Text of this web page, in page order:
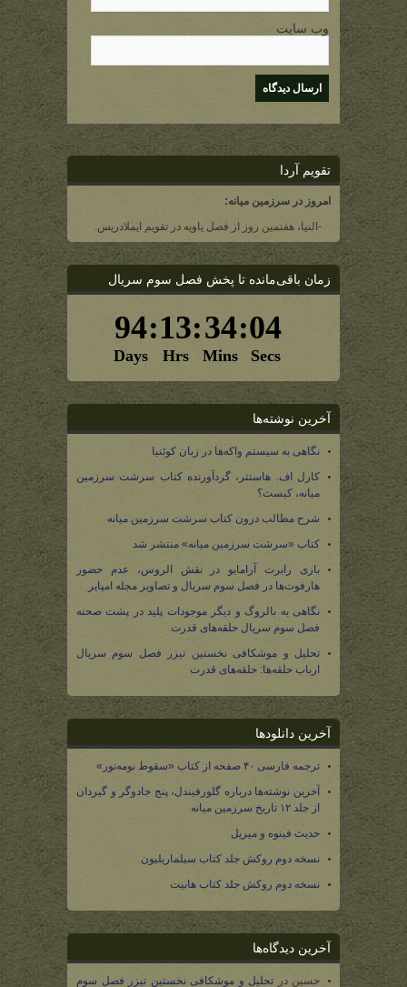
وب سایت
تقویم آردا
امروز در سرزمین میانه:
-النیا، هفتمین روز از فصل یاویه در تقویم ایملادریس.
زمان باقی‌مانده تا پخش فصل سوم سریال
آخرین نوشته‌ها
نگاهی به سیستم واکه‌ها در زبان کوئنیا
کارل اف. هاستتر، گردآورنده کتاب سرشت سرزمین
میانه، کیست؟
شرح مطالب درون کتاب سرشت سرزمین میانه
کتاب «سرشت سرزمین میانه» منتشر شد
بازی رابرت آرامایو در نقش الروس، عدم حضور
هارفوت‌ها در فصل سوم سریال و تصاویر مجله امپایر
نگاهی به بالروگ و دیگر موجودات پلید در پشت صحنه
فصل سوم سریال حلقه‌های قدرت
تحلیل و موشکافی نخستین تیزر فصل سوم سریال
ارباب حلقه‌ها: حلقه‌های قدرت
آخرین دانلودها
ترجمه فارسی ۴۰ صفحه از کتاب «سقوط نومه‌نور»
آخرین نوشته‌ها درباره گلورفیندل، پنج جادوگر و گیردان
از جلد ۱۲ تاریخ سرزمین میانه
حدیث فینوه و میریل
نسخه دوم روکش جلد کتاب سیلماریلیون
نسخه دوم روکش جلد کتاب هابیت
آخرین دیدگاه‌ها
حسین در تحلیل و موشکافی نخستین تیزر فصل سوم